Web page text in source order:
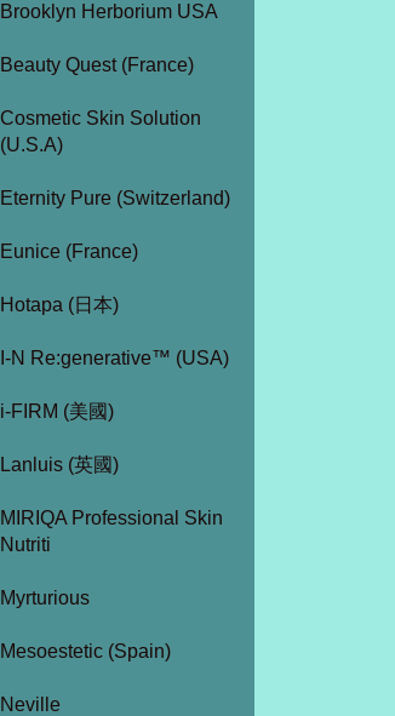
Brooklyn Herborium USA
Beauty Quest (France)
Cosmetic Skin Solution
(U.S.A)
Eternity Pure (Switzerland)
Eunice (France)
Hotapa (日本)
I-N Re:generative™ (USA)
i-FIRM (美國)
Lanluis (英國)
MIRIQA Professional Skin
Nutriti
Myrturious
Mesoestetic (Spain)
Neville